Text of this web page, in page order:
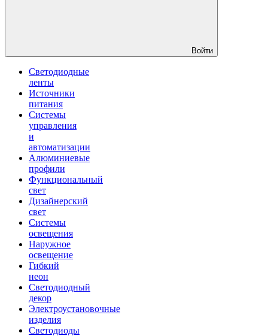
Войти
Светодиодные
ленты
Источники
питания
Системы
управления
и
автоматизации
Алюминиевые
профили
Функциональный
свет
Дизайнерский
свет
Системы
освещения
Наружное
освещение
Гибкий
неон
Светодиодный
декор
Электроустановочные
изделия
Светодиоды